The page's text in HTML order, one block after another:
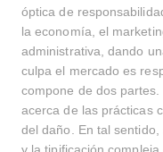
óptica de
la economía, el
administrativa, dando
culpa el mercado es
compone de dos
acerca de las prácticas
del daño. En tal